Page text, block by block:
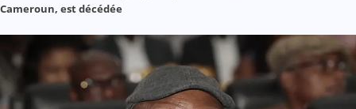
Cameroun, est décédée